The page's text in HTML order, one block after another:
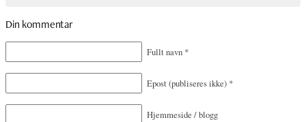
Din kommentar
Fullt navn *
Epost(publiseres ikke) *
Hjemmeside / blogg